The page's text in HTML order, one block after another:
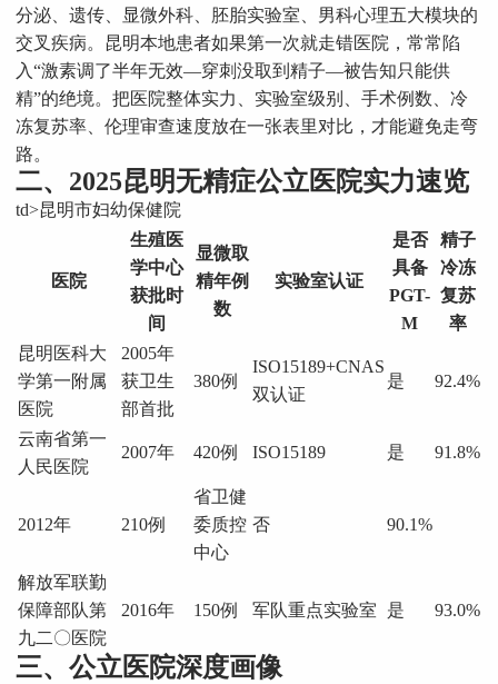
分泌、遗传、显微外科、胚胎实验室、男科心理五大模块的
交叉疾病。昆明本地患者如果第一次就走错医院，常常陷
入“激素调了半年无效—穿刺没取到精子—被告知只能供
精”的绝境。把医院整体实力、实验室级别、手术例数、冷
冻复苏率、伦理审查速度放在一张表里对比，才能避免走弯
路。
二、2025昆明无精症公立医院实力速览
td>昆明市妇幼保健院
医院
生殖医
学中心
获批时
间
显微取
精年例
数
实验室认证
是否
具备
PGT-
M
精子
冷冻
复苏
率
昆明医科大
学第一附属
医院
2005年
获卫生
部首批
380例
ISO15189+CNAS
双认证
是 92.4%
云南省第一
人民医院
2007年 420例 ISO15189 是 91.8%
2012年 210例
省卫健
委质控
中心
否 90.1%
解放军联勤
保障部队第
九二〇医院
2016年 150例 军队重点实验室 是 93.0%
三、公立医院深度画像